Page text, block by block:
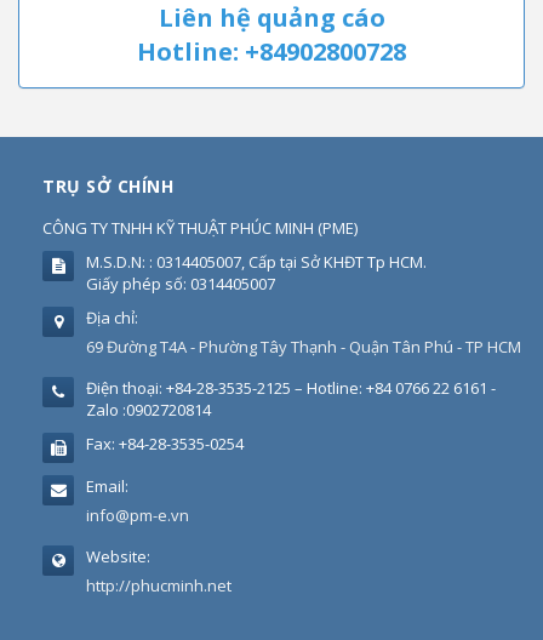
Liên hệ quảng cáo
Hotline: +84902800728
TRỤ SỞ CHÍNH
CÔNG TY TNHH KỸ THUẬT PHÚC MINH (PME)
M.S.D.N: : 0314405007, Cấp tại Sở KHĐT Tp HCM.
Giấy phép số: 0314405007
Địa chỉ:
69 Đường T4A - Phường Tây Thạnh - Quận Tân Phú - TP HCM
Điện thoại: +84-28-3535-2125 – Hotline: +84 0766 22 6161 -
Zalo :0902720814
Fax: +84-28-3535-0254
Email:
info@pm-e.vn
Website:
http://phucminh.net